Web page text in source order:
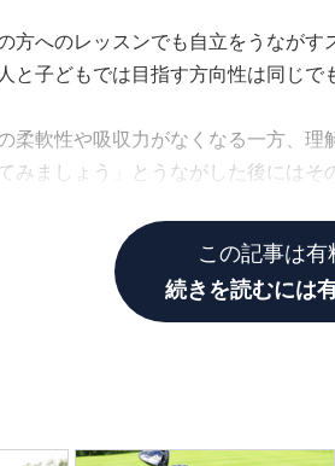
方へのレッスンでも自立をうなが
と子どもでは目指す方向性は同じで
柔軟性や吸収力がなくなる一方、
みましょう」とうながした後には
この記事は
続きを読むには